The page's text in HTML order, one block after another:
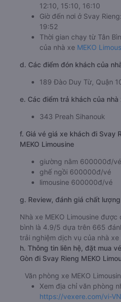
12:10, 15:10, 16:10
Giờ đến nơi ở Svay
19:52
Thời gian chạy từ Tân
của nhà xe MEKO
d. Các điểm đón khách của
189 Đào Duy Từ, Quận
e. Các điểm trả khách của nhà
343 Preah Sihanouk
f. Giá vé giá xe khách đi Svay
MEKO Limousine
giường nằm 600000đ/vé
ghế ngồi 600000đ/vé
limousine 600000đ/vé
g. Review, đánh giá chất
Nhà xe MEKO Limousine
bình là 4.9/5 dựa trên 665
trải nghiệm dịch vụ của nhà xe
h. Thông tin liên hệ, đặt mua
Gòn đi Svay Rieng MEKO
Văn phòng xe MEKO
Xem địa chỉ văn phòng
https://vexere.com/vi-